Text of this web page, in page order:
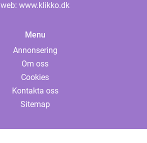
web: www.klikko.dk
Menu
Annonsering
Om oss
Cookies
Kontakta oss
Sitemap